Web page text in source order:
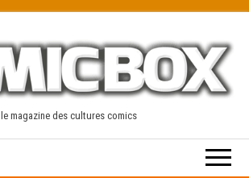
le magazine des cultures comics